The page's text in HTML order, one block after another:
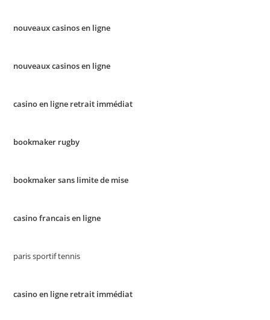
nouveaux casinos en ligne
nouveaux casinos en ligne
casino en ligne retrait immédiat
bookmaker rugby
bookmaker sans limite de mise
casino francais en ligne
paris sportif tennis
casino en ligne retrait immédiat